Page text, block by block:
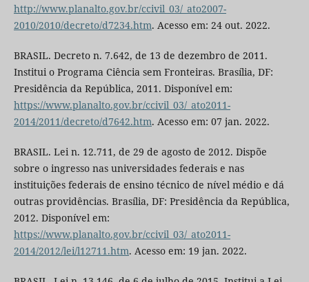
http://www.planalto.gov.br/ccivil_03/_ato2007-
2010/2010/decreto/d7234.htm. Acesso em: 24 out. 2022.
BRASIL. Decreto n. 7.642, de 13 de dezembro de 2011.
Institui o Programa Ciência sem Fronteiras. Brasília, DF:
Presidência da República, 2011. Disponível em:
https://www.planalto.gov.br/ccivil_03/_ato2011-
2014/2011/decreto/d7642.htm. Acesso em: 07 jan. 2022.
BRASIL. Lei n. 12.711, de 29 de agosto de 2012. Dispõe
sobre o ingresso nas universidades federais e nas
instituições federais de ensino técnico de nível médio e dá
outras providências. Brasília, DF: Presidência da República,
2012. Disponível em:
https://www.planalto.gov.br/ccivil_03/_ato2011-
2014/2012/lei/l12711.htm. Acesso em: 19 jan. 2022.